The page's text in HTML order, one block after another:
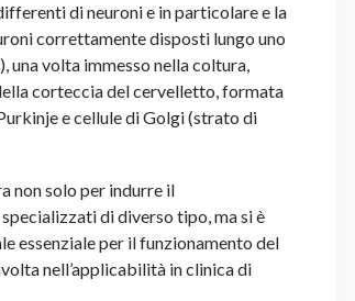
di neuroni e in particolare e la
correttamente disposti lungo uno
una volta immesso nella coltura,
corteccia del cervelletto, formata
e cellule di Golgi (strato di
non solo per indurre il
di diverso tipo, ma si è
essenziale per il funzionamento del
nell’applicabilità in clinica di